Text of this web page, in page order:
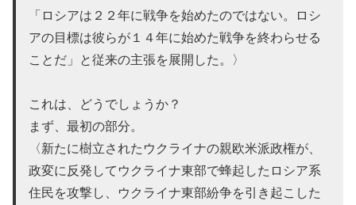
「ロシアは２２年に戦争を始めたのではない。ロシ
アの目標は彼らが１４年に始めた戦争を終わらせる
ことだ」と従来の主張を展開した。〉
これは、どうでしょうか？
まず、最初の部分。
〈新たに樹立されたウクライナの親欧米派政権が、
政変に反発してウクライナ東部で蜂起したロシア系
住民を攻撃し、ウクライナ東部紛争を引き起こした